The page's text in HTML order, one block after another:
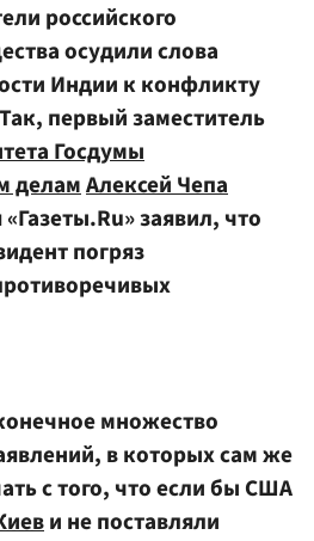
российского
осудили слова
Индии к конфликту
первый заместитель
Госдумы
деламАлексей Чепа
заявил, что
погряз
множество
в которых сам же
с того, что если бы США
и не поставляли